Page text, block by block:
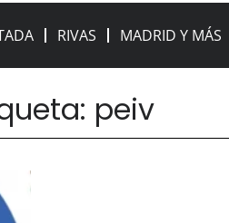
RIVAS MADRID Y MÁS
peiv